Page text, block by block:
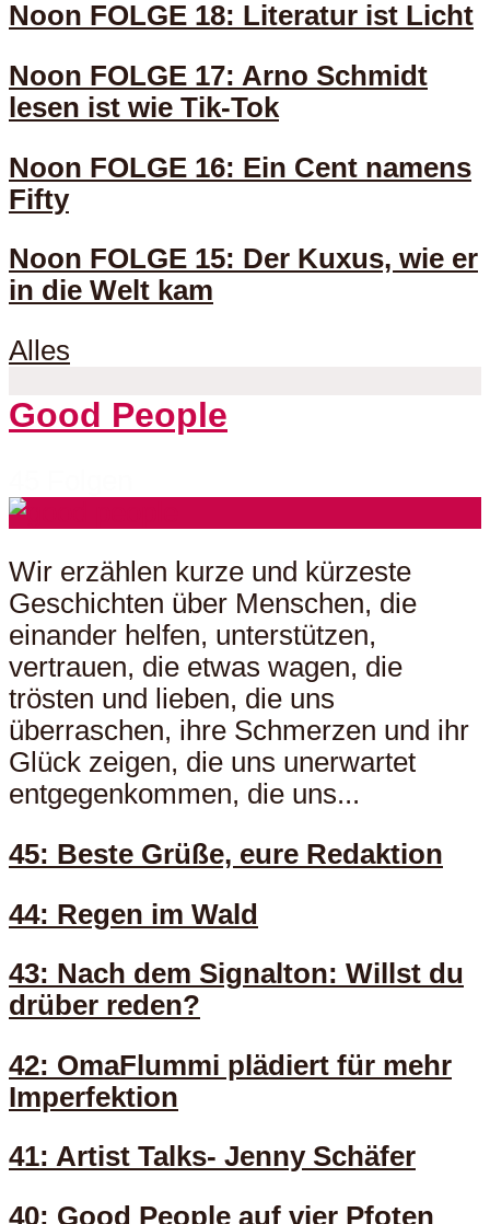
Noon FOLGE 18: Literatur ist Licht
Noon FOLGE 17: Arno Schmidt
lesen ist wie Tik-Tok
Noon FOLGE 16: Ein Cent namens
Fifty
Noon FOLGE 15: Der Kuxus, wie er
in die Welt kam
Alles
Good People
Wir erzählen kurze und kürzeste
Geschichten über Menschen, die
einander helfen, unterstützen,
vertrauen, die etwas wagen, die
trösten und lieben, die uns
überraschen, ihre Schmerzen und ihr
Glück zeigen, die uns unerwartet
entgegenkommen, die uns...
45: Beste Grüße, eure Redaktion
44: Regen im Wald
43: Nach dem Signalton: Willst du
drüber reden?
42: OmaFlummi plädiert für mehr
Imperfektion
41: Artist Talks- Jenny Schäfer
40: Good People auf vier Pfoten